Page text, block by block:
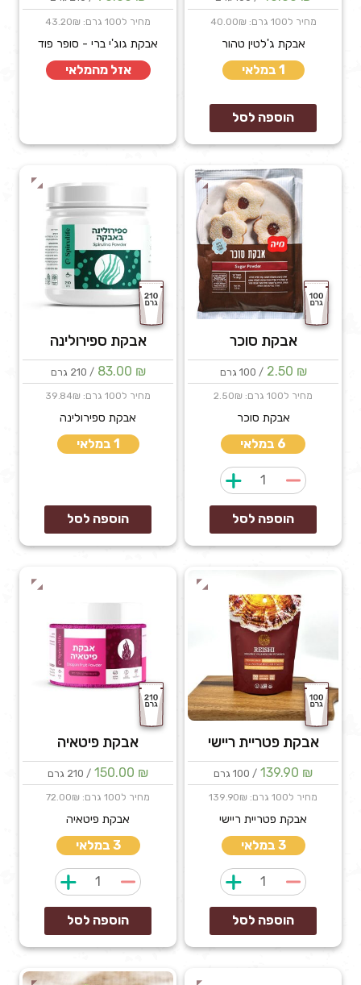
מחיר ל100 גרם: 40.00₪
אבקת ג'לטין טהור
1 במלאי
הוספה לסל
מחיר ל100 גרם: 43.20₪
אבקת גוג'י ברי - סופר פוד
אזל מהמלאי
אבקת סוכר
2.50 ₪ / 100 גרם
מחיר ל100 גרם: 2.50₪
אבקת סוכר
6 במלאי
כמות
של
אבקת
סוכר
הוספה לסל
אבקת ספירולינה
83.00 ₪ / 210 גרם
מחיר ל100 גרם: 39.84₪
אבקת ספירולינה
1 במלאי
הוספה לסל
אבקת פטריית ריישי
139.90 ₪ / 100 גרם
מחיר ל100 גרם: 139.90₪
אבקת פטריית ריישי
3 במלאי
כמות
של
אבקת
פטריית
ריישי
הוספה לסל
אבקת פיטאיה
150.00 ₪ / 210 גרם
מחיר ל100 גרם: 72.00₪
אבקת פיטאיה
3 במלאי
כמות
של
אבקת
פיטאיה
הוספה לסל